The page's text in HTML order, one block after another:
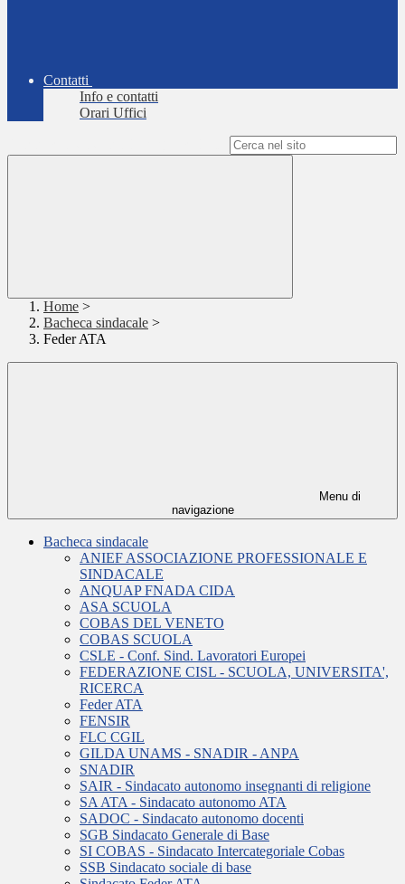
Contatti
Info e contatti
Orari Uffici
Home >
Bacheca sindacale >
Feder ATA
Menu di
navigazione
Bacheca sindacale
ANIEF ASSOCIAZIONE PROFESSIONALE E
SINDACALE
ANQUAP FNADA CIDA
ASA SCUOLA
COBAS DEL VENETO
COBAS SCUOLA
CSLE - Conf. Sind. Lavoratori Europei
FEDERAZIONE CISL ‐ SCUOLA, UNIVERSITA',
RICERCA
Feder ATA
FENSIR
FLC CGIL
GILDA UNAMS - SNADIR - ANPA
SNADIR
SAIR - Sindacato autonomo insegnanti di religione
SA ATA - Sindacato autonomo ATA
SADOC - Sindacato autonomo docenti
SGB Sindacato Generale di Base
SI COBAS ‐ Sindacato Intercategoriale Cobas
SSB Sindacato sociale di base